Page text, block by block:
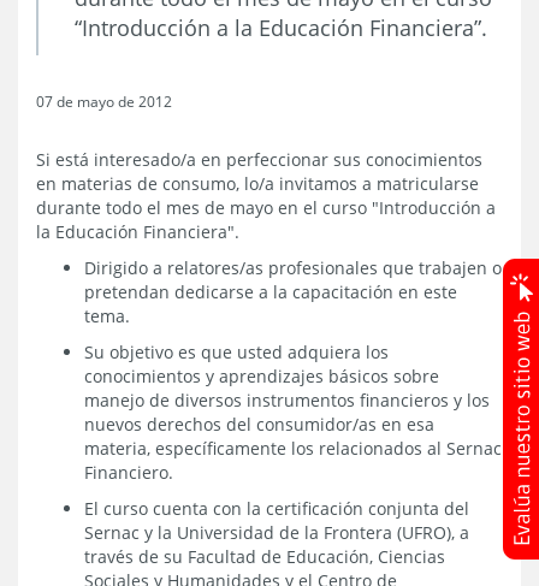
“Introducción a la Educación Financiera”.
07 de mayo de 2012
Si está interesado/a en perfeccionar sus conocimientos
en materias de consumo, lo/a invitamos a matricularse
durante todo el mes de mayo en el curso "Introducción a
la Educación Financiera".
Dirigido a relatores/as profesionales que trabajen o
pretendan dedicarse a la capacitación en este
tema.
Su objetivo es que usted adquiera los
conocimientos y aprendizajes básicos sobre
manejo de diversos instrumentos financieros y los
nuevos derechos del consumidor/as en esa
materia, específicamente los relacionados al Sernac
Financiero.
El curso cuenta con la certificación conjunta del
Sernac y la Universidad de la Frontera (UFRO), a
través de su Facultad de Educación, Ciencias
Sociales y Humanidades y el Centro de